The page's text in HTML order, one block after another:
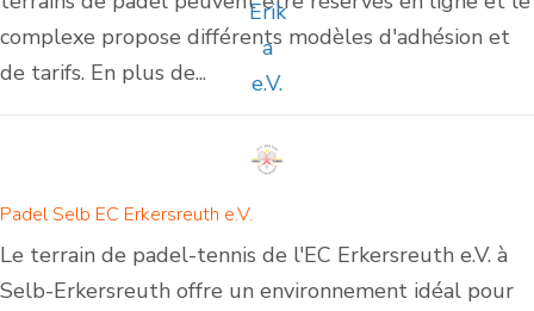
complexe propose différents modèles d'adhésion et
de tarifs. En plus de...
Padel Selb EC Erkersreuth e.V.
Le terrain de padel-tennis de l'EC Erkersreuth e.V. à
Selb-Erkersreuth offre un environnement idéal pour